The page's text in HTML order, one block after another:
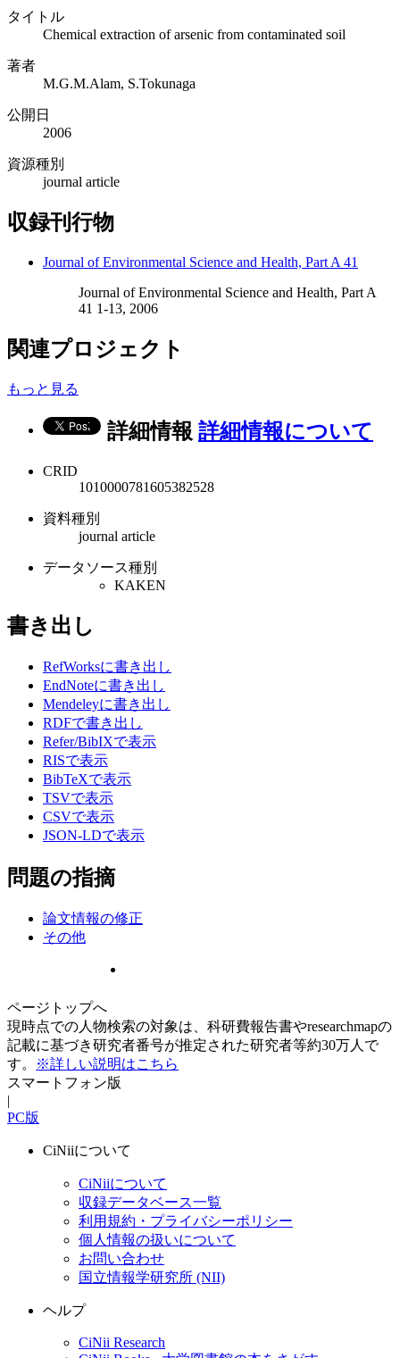
タイトル
Chemical extraction of arsenic from contaminated soil
著者
M.G.M.Alam, S.Tokunaga
公開日
2006
資源種別
journal article
収録刊行物
Journal of Environmental Science and Health, Part A 41
Journal of Environmental Science and Health, Part A
41 1-13, 2006
関連プロジェクト
もっと見る
詳細情報 詳細情報について
CRID
1010000781605382528
資料種別
journal article
データソース種別
KAKEN
書き出し
RefWorksに書き出し
EndNoteに書き出し
Mendeleyに書き出し
RDFで書き出し
Refer/BibIXで表示
RISで表示
BibTeXで表示
TSVで表示
CSVで表示
JSON-LDで表示
問題の指摘
論文情報の修正
その他
ページトップへ
現時点での人物検索の対象は、科研費報告書やresearchmapの
記載に基づき研究者番号が推定された研究者等約30万人で
す。
※詳しい説明はこちら
スマートフォン版
|
PC版
CiNiiについて
CiNiiについて
収録データベース一覧
利用規約・プライバシーポリシー
個人情報の扱いについて
お問い合わせ
国立情報学研究所 (NII)
ヘルプ
CiNii Research